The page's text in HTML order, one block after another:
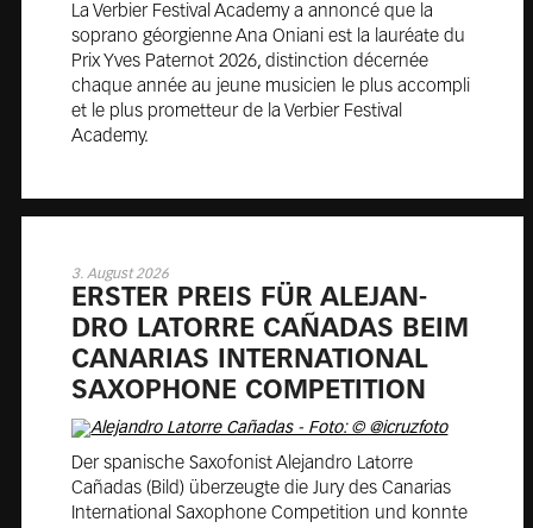
La Verbier Festival Academy a annoncé que la
soprano géorgienne Ana Oniani est la lauréate du
Prix Yves Paternot 2026, distinction décernée
chaque année au jeune musicien le plus accompli
et le plus prometteur de la Verbier Festival
Academy.
3. August 2026
ER­STER PREIS FÜR ALE­JAN­
DRO LA­TOR­RE CAÑA­DAS BEIM
CA­NA­RIAS IN­TER­NA­TIO­NAL
SA­XO­PHO­NE COM­PE­TI­TION
Der spanische Saxofonist Alejandro Latorre
Cañadas (Bild) überzeugte die Jury des Canarias
International Saxophone Competition und konnte